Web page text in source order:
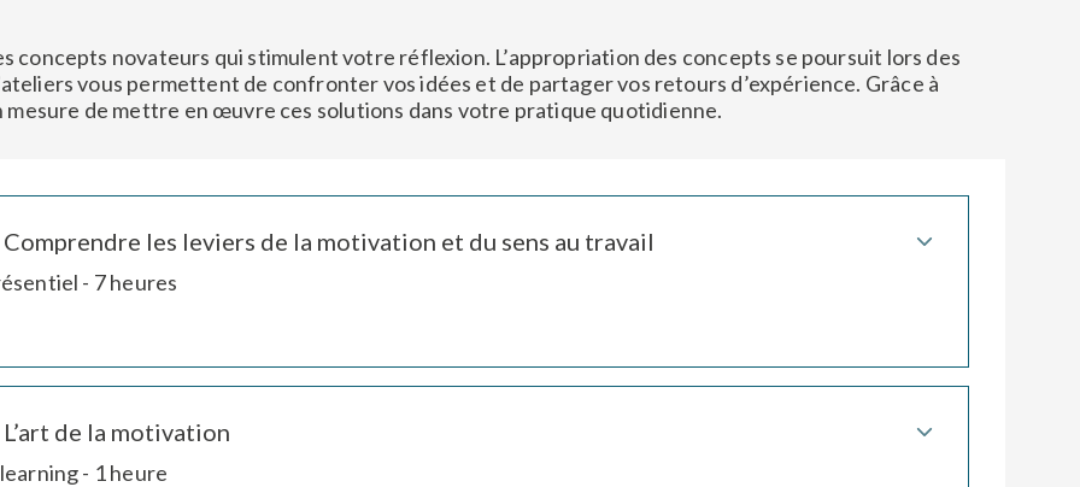
concepts novateurs qui stimulent votre réflexion. L’appropriation des concepts se poursuit lors des
vous permettent de confronter vos idées et de partager vos retours d’expérience. Grâce à
mesure de mettre en œuvre ces solutions dans votre pratique quotidienne.
Comprendre les leviers de la motivation et du sens au travail
- 7 heures
L’art de la motivation
- 1 heure